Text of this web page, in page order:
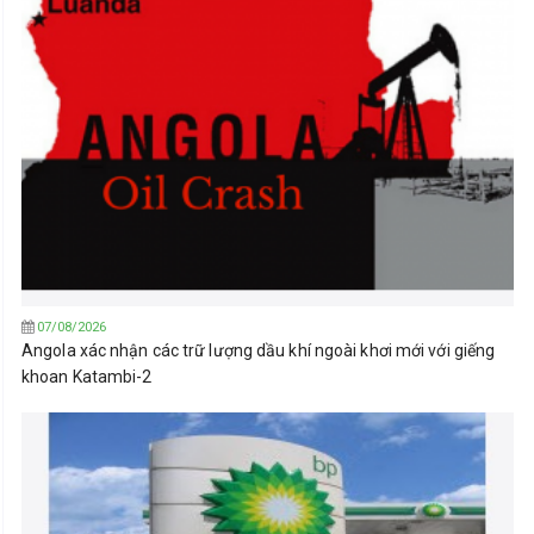
07/08/2026
Angola xác nhận các trữ lượng dầu khí ngoài khơi mới với giếng
khoan Katambi-2